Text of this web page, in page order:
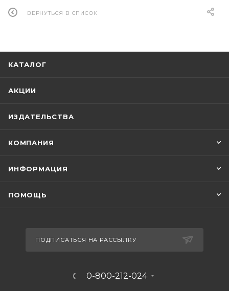
ВЕРНУТЬСЯ В СПИСОК
КАТАЛОГ
АКЦИИ
ИЗДАТЕЛЬСТВА
КОМПАНИЯ
ИНФОРМАЦИЯ
ПОМОЩЬ
ПОДПИСАТЬСЯ НА РАССЫЛКУ
0-800-212-024